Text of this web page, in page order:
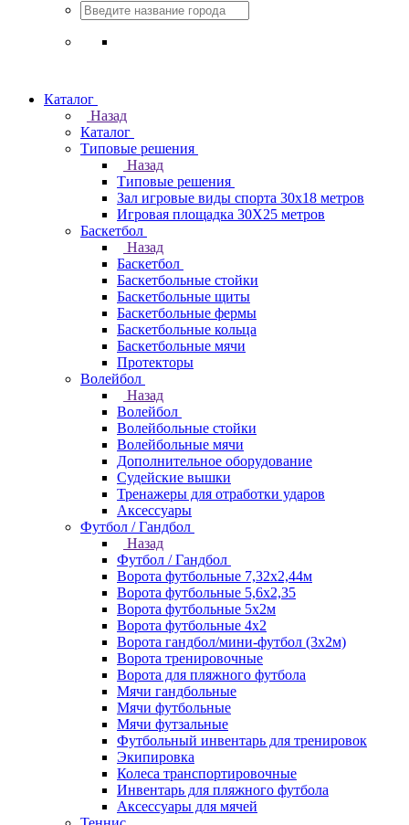
Каталог
Назад
Каталог
Типовые решения
Назад
Типовые решения
Зал игровые виды спорта 30x18 метров
Игровая площадка 30Х25 метров
Баскетбол
Назад
Баскетбол
Баскетбольные стойки
Баскетбольные щиты
Баскетбольные фермы
Баскетбольные кольца
Баскетбольные мячи
Протекторы
Волейбол
Назад
Волейбол
Волейбольные стойки
Волейбольные мячи
Дополнительное оборудование
Судейские вышки
Тренажеры для отработки ударов
Аксессуары
Футбол / Гандбол
Назад
Футбол / Гандбол
Ворота футбольные 7,32х2,44м
Ворота футбольные 5,6х2,35
Ворота футбольные 5х2м
Ворота футбольные 4х2
Ворота гандбол/мини-футбол (3х2м)
Ворота тренировочные
Ворота для пляжного футбола
Мячи гандбольные
Мячи футбольные
Мячи футзальные
Футбольный инвентарь для тренировок
Экипировка
Колеса транспортировочные
Инвентарь для пляжного футбола
Аксессуары для мячей